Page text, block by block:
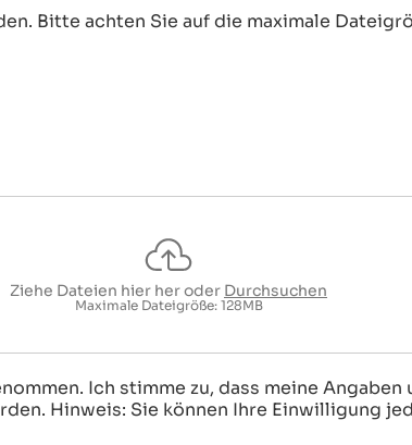
Bitte achten Sie auf die maximale
Ziehe Dateien hier her oder Durchsuchen
Maximale Dateigröße: 128MB
Ich stimme zu, dass meine
Hinweis: Sie können Ihre Einwilligung